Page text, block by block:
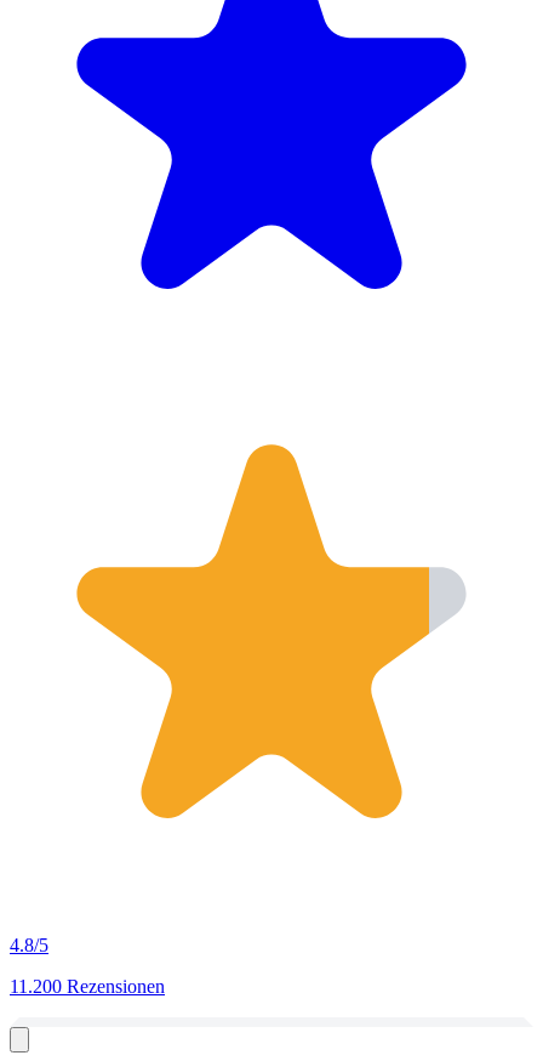
4.8/5
11.200 Rezensionen